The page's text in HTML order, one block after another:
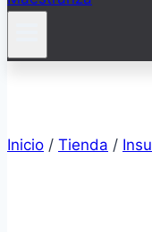
Inicio / Tienda /